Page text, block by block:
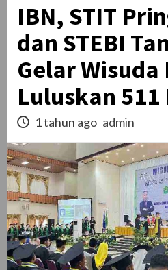
IBN, STIT
dan STEBI
Gelar
Luluskan
1 tahun ago admin